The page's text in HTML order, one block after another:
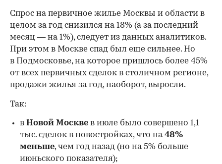
Спрос на первичное жилье Москвы и области в
целом за год снизился на 18% (а за последний
месяц — на 1%), следует из данных аналитиков.
При этом в Москве спад был еще сильнее. Но
в Подмосковье, на которое пришлось более 45%
от всех первичных сделок в столичном регионе,
продажи жилья за год, наоборот, выросли.
Так:
в Новой Москве в июле было совершено 1,1
тыс. сделок в новостройках, что на48%
меньше, чем год назад (но на 5% больше
июньского показателя);